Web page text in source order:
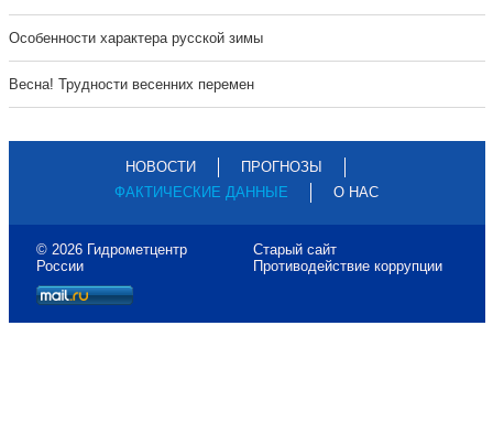
Особенности характера русской зимы
Весна! Трудности весенних перемен
НОВОСТИ
ПРОГНОЗЫ
ФАКТИЧЕСКИЕ ДАННЫЕ
О НАС
© 2026 Гидрометцентр
России
Старый сайт
Противодействие коррупции